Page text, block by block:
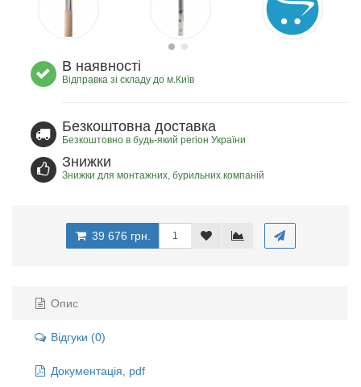
В наявності
Відправка зі складу до м.Київ
Безкоштовна доставка
Безкоштовно в будь-який регіон України
Знижки
Знижки для монтажних, бурильних компаній
39 676 грн.
Опис
Відгуки (0)
Документація, pdf